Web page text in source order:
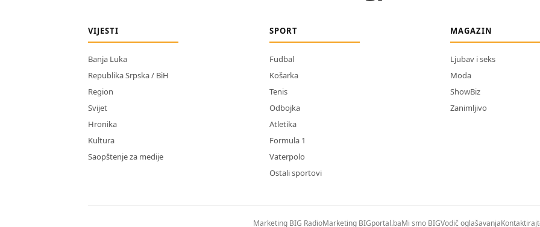
VIJESTI
Banja Luka
Republika Srpska / BiH
Region
Svijet
Hronika
Kultura
Saopštenje za medije
SPORT
Fudbal
Košarka
Tenis
Odbojka
Atletika
Formula 1
Vaterpolo
Ostali sportovi
MAGAZIN
Ljubav i seks
Moda
ShowBiz
Zanimljivo
Marketing BIG RadioMarketing BIGportal.baMi smo BIGVodič oglašavanja